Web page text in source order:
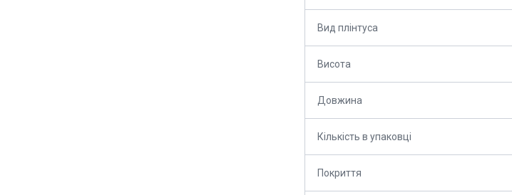
Вид плінтуса
Висота
Довжина
Кількість в упаковці
Покриття